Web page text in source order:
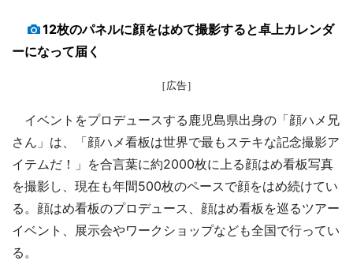
12枚のパネルに顔をはめて撮影すると卓上カレンダ
ーになって届く
［広告］
イベントをプロデュースする鹿児島県出身の「顔ハメ兄
さん」は、「顔ハメ看板は世界で最もステキな記念撮影ア
イテムだ！」を合言葉に約2000枚に上る顔はめ看板写真
を撮影し、現在も年間500枚のペースで顔をはめ続けてい
る。顔はめ看板のプロデュース、顔はめ看板を巡るツアー
イベント、展示会やワークショップなども全国で行ってい
る。